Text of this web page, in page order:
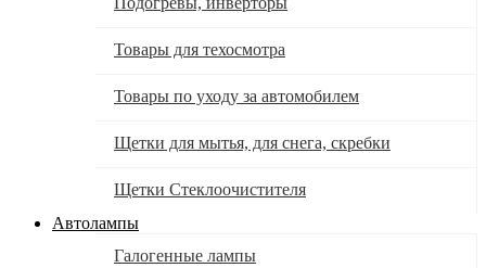
Товары для техосмотра
Товары по уходу за автомобилем
Щетки для мытья, для снега, скребки
Щетки Стеклоочистителя
Автолампы
Галогенные лампы